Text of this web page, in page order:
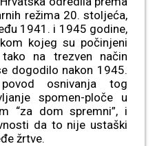
režima 20. stoljeća,
1941. i 1945 godine,
kojeg su počinjeni
na trezven način
dogodilo nakon 1945.
osnivanja tog
spomen-ploče u
“za dom spremni”, i
da to nije ustaški
žrtve.